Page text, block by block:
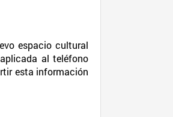
espacio cultural
al teléfono
esta información